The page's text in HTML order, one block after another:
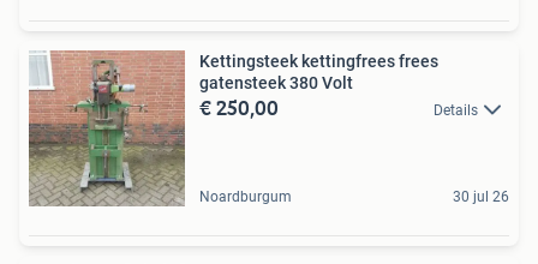
Kettingsteek kettingfrees frees
gatensteek 380 Volt
€ 250,00 Details
Noardburgum 30 jul 26